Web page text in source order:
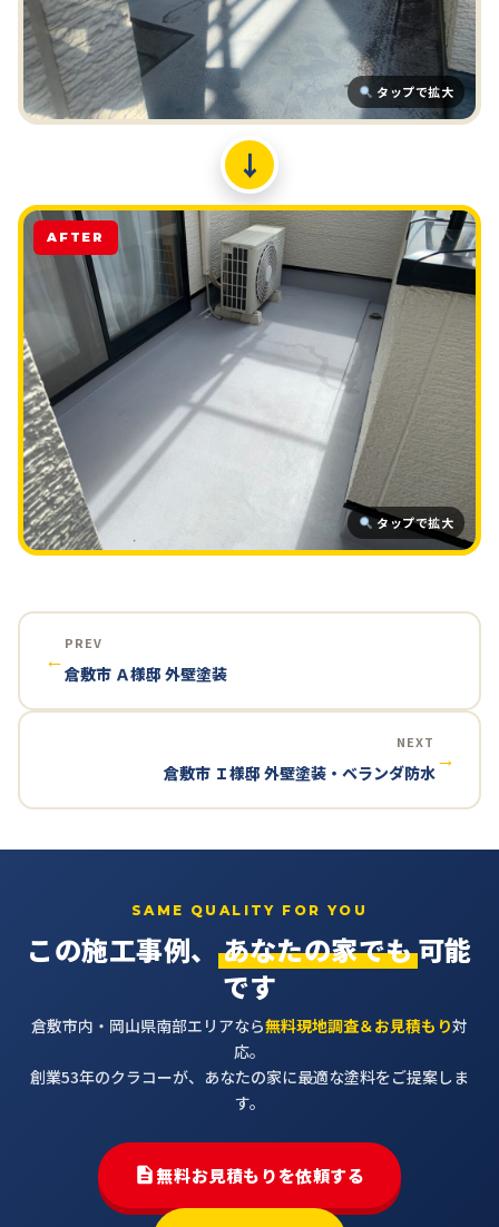
タップで拡大
↓
タップで拡大
AFTER
←
PREV
倉敷市 Ａ様邸 外壁塗装
NEXT
倉敷市 Ｉ様邸 外壁塗装・ベランダ防水
→
SAME QUALITY FOR YOU
この施工事例、 あなたの家でも可能
です
倉敷市内・岡山県南部エリアなら無料現地調査＆お見積もり対
応。
創業53年のクラコーが、あなたの家に最適な塗料をご提案しま
す。
無料お見積もりを依頼する